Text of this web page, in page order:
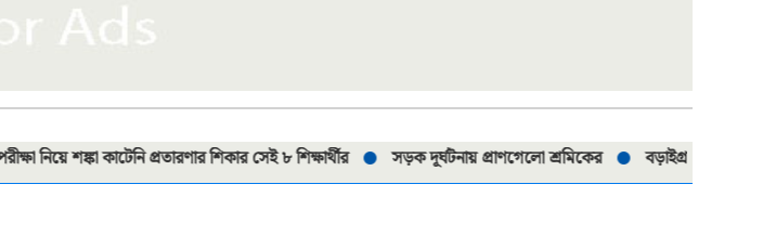
নিয়ে শঙ্কা কাটেনি প্রতারণার শিকার সেই ৮ শিক্ষার্থীর সড়ক দূর্ঘটনায় প্রাণগেলো শ্রমিকের বড়াইগ্রামে নিষিদ্ধ ৮০টি